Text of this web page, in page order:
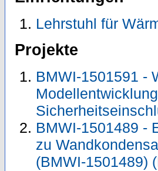
Lehrstuhl für
Projekte
BMWI-1501591 -
BMWI-1501489 -
zu
(BMWI-1501489)